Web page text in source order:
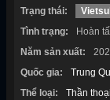
Trạng thái:
Tình trạng:
Hoàn
Năm sản xuất:
Quốc gia:
Trung
Thể loại:
Thần